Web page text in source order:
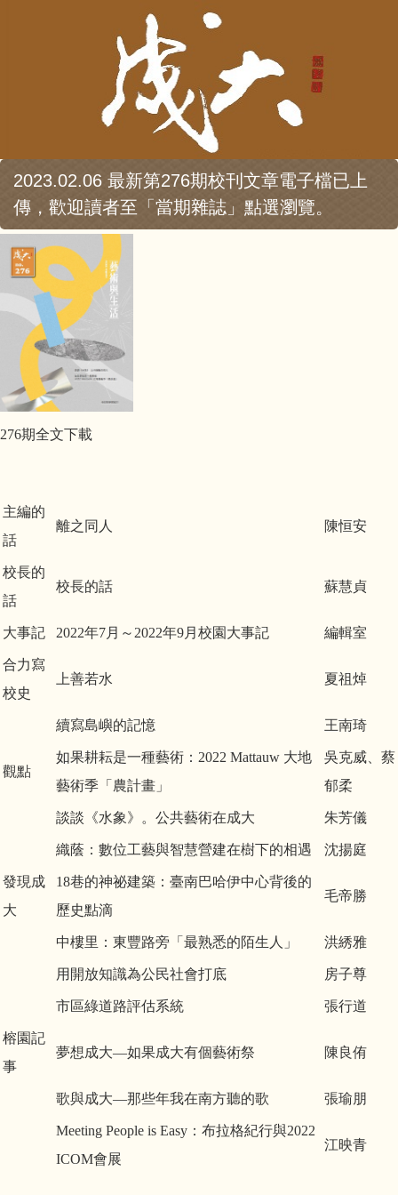
2023.02.06 最新第276期校刊文章電子檔已上
傳，歡迎讀者至「當期雜誌」點選瀏覽。
276期全文下載
主編的
話
離之同人 陳恒安
校長的
話
校長的話 蘇慧貞
大事記 2022年7月～2022年9月校園大事記 編輯室
合力寫
校史
上善若水 夏祖焯
續寫島嶼的記憶 王南琦
觀點
如果耕耘是一種藝術：2022 Mattauw 大地
藝術季「農計畫」
吳克威、蔡
郁柔
談談《水象》。公共藝術在成大 朱芳儀
織蔭：數位工藝與智慧營建在樹下的相遇 沈揚庭
發現成
大
18巷的神祕建築：臺南巴哈伊中心背後的
歷史點滴
毛帝勝
中樓里：東豐路旁「最熟悉的陌生人」 洪綉雅
用開放知識為公民社會打底 房子尊
市區綠道路評估系統 張行道
榕園記
事
夢想成大—如果成大有個藝術祭 陳良侑
歌與成大—那些年我在南方聽的歌 張瑜朋
Meeting People is Easy：布拉格紀行與2022
ICOM會展
江映青